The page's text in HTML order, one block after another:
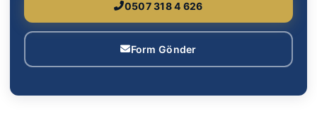
0507 318 4 626
Form Gönder